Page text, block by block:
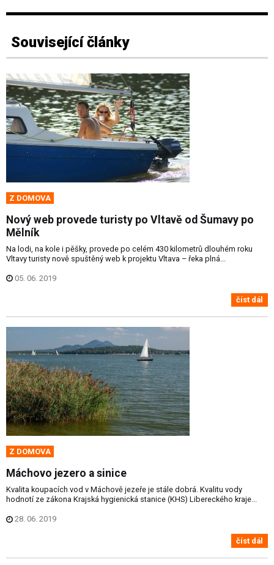
Související články
Z DOMOVA
Nový web provede turisty po Vltavě od Šumavy po
Mělník
Na lodi, na kole i pěšky, provede po celém 430 kilometrů dlouhém roku
Vltavy turisty nově spuštěný web k projektu Vltava – řeka plná...
05. 06. 2019
číst dál
Z DOMOVA
Máchovo jezero a sinice
Kvalita koupacích vod v Máchově jezeře je stále dobrá. Kvalitu vody
hodnotí ze zákona Krajská hygienická stanice (KHS) Libereckého kraje...
28. 06. 2019
číst dál